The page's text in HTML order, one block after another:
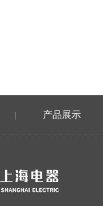
| 产品展示